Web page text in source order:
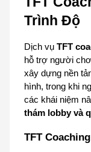
Trình Độ
Dịch vụ TFT
hỗ trợ người
xây dựng nền
hình, trong khi
các khái niệm
thám lobby và
TFT